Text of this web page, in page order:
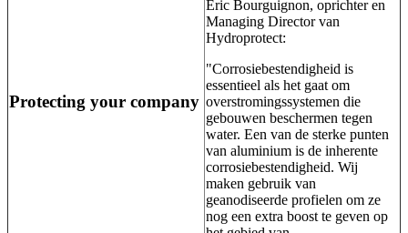
Protecting your company
Eric Bourguignon, oprichter en
Managing Director van
Hydroprotect:
"Corrosiebestendigheid is
essentieel als het gaat om
overstromingssystemen die
gebouwen beschermen tegen
water. Een van de sterke punten
van aluminium is de inherente
corrosiebestendigheid. Wij
maken gebruik van
geanodiseerde profielen om ze
nog een extra boost te geven op